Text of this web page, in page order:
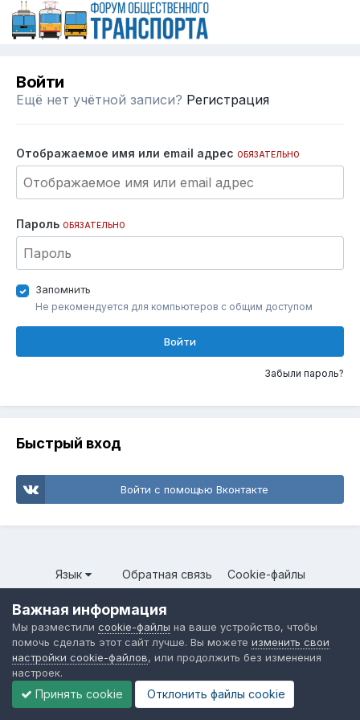
Войти
Ещё нет учётной записи? Регистрация
Отображаемое имя или email адрес ОБЯЗАТЕЛЬНО
Пароль ОБЯЗАТЕЛЬНО
Запомнить
Не рекомендуется для компьютеров с общим доступом
Войти
Забыли пароль?
Быстрый вход
Войти с помощью Вконтакте
Язык Обратная связь Cookie-файлы
Powered by Invision Community
Важная информация
Мы разместили cookie-файлы на ваше устройство, чтобы
помочь сделать этот сайт лучше. Вы можете изменить свои
настройки cookie-файлов, или продолжить без изменения
настроек.
Принять cookie Отклонить файлы сookie